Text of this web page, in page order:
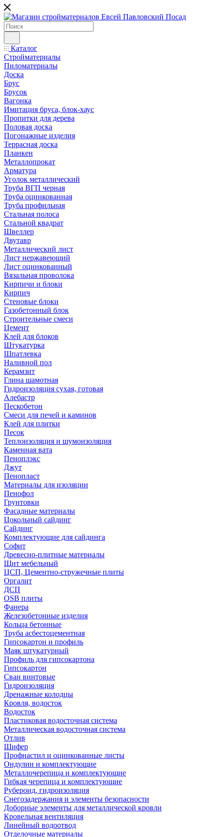
Каталог
Стройматериалы
Пиломатериалы
Доска
Брус
Брусок
Вагонка
Имитация бруса, блок-хаус
Пропитки для дерева
Половая доска
Погонажные изделия
Террасная доска
Планкен
Металлопрокат
Арматура
Уголок металлический
Труба ВГП черная
Труба оцинкованная
Труба профильная
Стальная полоса
Стальной квадрат
Швеллер
Двутавр
Металлический лист
Лист нержавеющий
Лист оцинкованный
Вязальная проволока
Кирпичи и блоки
Кирпич
Стеновые блоки
Газобетонный блок
Строительные смеси
Цемент
Клей для блоков
Штукатурка
Шпатлевка
Наливной пол
Керамзит
Глина шамотная
Гидроизоляция сухая, готовая
Алебастр
Пескобетон
Смеси для печей и каминов
Клей для плитки
Песок
Теплоизоляция и шумоизоляция
Каменная вата
Пеноплэкс
Джут
Пенопласт
Материалы для изоляции
Пенофол
Грунтовки
Фасадные материалы
Цокольный сайдинг
Сайдинг
Комплектующие для сайдинга
Софит
Древесно-плитные материалы
Щит мебельный
ЦСП, Цементно-стружечные плиты
Оргалит
ДСП
OSB плиты
Фанера
Железобетонные изделия
Кольца бетонные
Труба асбестоцементная
Гипсокартон и профиль
Маяк штукатурный
Профиль для гипсокартона
Гипсокартон
Сваи винтовые
Гидроизоляция
Дренажные колодцы
Кровля, водосток
Водосток
Пластиковая водосточная система
Металлическая водосточная система
Отлив
Шифер
Профнастил и оцинкованные листы
Ондулин и комплектующие
Металлочерепица и комплектующие
Гибкая черепица и комплектующие
Рубероид, гидроизоляция
Снегозадержания и элементы безопасности
Доборные элементы для металлической кровли
Кровельная вентиляция
Линейный водоотвод
Отделочные материалы